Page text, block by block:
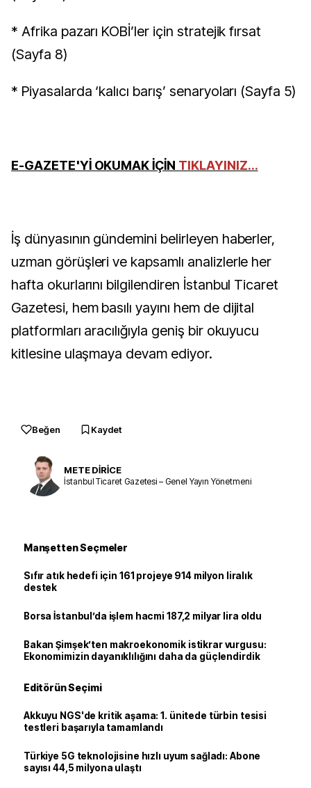
* Afrika pazarı KOBİ’ler için stratejik fırsat
(Sayfa 8)
* Piyasalarda ‘kalıcı barış’ senaryoları (Sayfa 5)
E-GAZETE'Yİ OKUMAK İÇİN TIKLAYINIZ...
İş dünyasının gündemini belirleyen haberler,
uzman görüşleri ve kapsamlı analizlerle her
hafta okurlarını bilgilendiren İstanbul Ticaret
Gazetesi, hem basılı yayını hem de dijital
platformları aracılığıyla geniş bir okuyucu
kitlesine ulaşmaya devam ediyor.
Beğen Kaydet
METE DİRİCE
İstanbul Ticaret Gazetesi – Genel Yayın Yönetmeni
Manşetten Seçmeler
Sıfır atık hedefi için 161 projeye 914 milyon liralık
destek
Borsa İstanbul’da işlem hacmi 187,2 milyar lira oldu
Bakan Şimşek’ten makroekonomik istikrar vurgusu:
Ekonomimizin dayanıklılığını daha da güçlendirdik
Editörün Seçimi
Akkuyu NGS'de kritik aşama: 1. ünitede türbin tesisi
testleri başarıyla tamamlandı
Türkiye 5G teknolojisine hızlı uyum sağladı: Abone
sayısı 44,5 milyona ulaştı